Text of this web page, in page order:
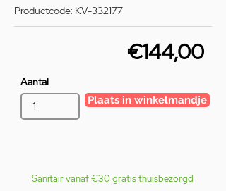
Productcode: KV-332177
€144,00
Aantal
Plaats in winkelmandje
Sanitair vanaf €30 gratis thuisbezorgd